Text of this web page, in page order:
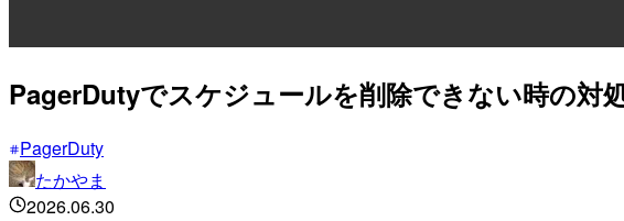
PagerDutyでスケジュールを削除できない時の対
PagerDuty
たかやま
2026.06.30